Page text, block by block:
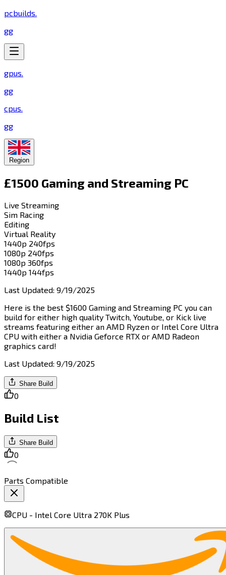
pcbuilds.
gg
gpus.
gg
cpus.
gg
Region
£1500 Gaming and Streaming PC​​​​‌ ‍ ​‍​‍‌‍ ‌ ​‍‌‍‍‌‌‍‌ ‌‍‍‌‌‍ ‍​‍​‍​ ‍‍​‍​‍‌ ​ ‌‍​‌‌‍ ‍‌‍‍‌‌ ‌​‌ ‍‌​‍ ‍‌‍‍‌‌‍ ​‍​‍​‍ ​​‍​‍‌‍‍​‌ ​‍‌‍‌‌‌‍‌‍​‍​‍​ ‍‍​‍​‍​‍ ‌‍​‌‌‍‌​‌‍ ‌‌‍‍‌‌‍ ‍​‍ ‌‍‍‌‌‍ ‍‌ ‌​‌‍‌‌‌‍ ‍‌ ‌​​‍ ‌‍‌‌‌‍‌​‌‍‍‌‌ ‌​​‍ ‌‍ ‌‌‍ ‌‍‌​‌‍‌‌​ ‌‌ ​​‌ ​‍‌‍‌‌‌ ​ ‌‍‌‌‌‍ ‍‌ ‌​‌‍​‌‌ ‌​‌‍‍‌‌‍ ‌‍ ‍​ ‍ ‌‍‍‌‌‍‌​​ ‌​ ​‌​ ‌​​ ‍‌‌‍‌​‌‍‌‍​ ‌‍​ ​‌‌‍‌​​‍ ‌​ ​‌​ ​‌​ ‌ ‌‍​‌​‍ ‌​ ‌​‌‍‌‍​ ‌ ​ ​‍​‍ ‌‌‍​‌​ ​‌‌‍‌‍​ ‌‌​‍ ‌​ ‌​​ ‌‍​ ​‍​ ‌ ​ ‌‍‌‍​‌​ ‌​​ ​‍‌‍‌‍​ ‌‌‌‍‌‍‌‍‌​​ ‍ ‌ ‌​‌ ‍‌‌ ​​‌‍‌‌​ ‌‌‍​‍‌ ‌‌‌‍‍‌‌‍ ​‌‍‌​​ ‍ ‌ ​​‌‍​‌‌ ‌​‌‍‍​​ ‌‌‍‍‌​ ​‌​ ‍​‌‍ ‍‌‌ ‌‍ ‍‌‍​‌‌‍ ‌‌‍‌‌​‍‌‌​ ‌‌‌​​‍‌‌ ‌‍‍ ‌‍‌‌‌ ‍‌​‍‌‌​ ​ ‌​‌​​‍‌‌​ ​ ‌​‌​​‍‌‌​ ​‍​ ​‍‌‍‌‌‌‍ ‍​‍‌‌​ ​‍​ ​‍​‍‌‌​ ‌‌‌​‌​​‍ ‍‌ ‌‍‌‍​‌‌‍ ​‌ ‌‌‌‍‌‌​ ‌‍​‍‌‍​‌‌ ​ ‌‍‌‌‌‌‌‌‌ ​‍‌‍ ​​ ‌​‍‌‌​ ​‍‌​‌‍‌‍​‌‌‍‌​‌‍ ‌‌‍‍‌‌‍ ‍​‍‌‍‌‍‍‌‌‍‌​​ ‌​ ​‌​ ‌​​ ‍‌‌‍‌​‌‍‌‍​ ‌‍​ ​‌‌‍‌​​‍ ‌​ ​‌​ ​‌​ ‌ ‌‍​‌​‍ ‌​ ‌​‌‍‌‍​ ‌ ​ ​‍​‍ ‌‌‍​‌​ ​‌‌‍‌‍​ ‌‌​‍ ‌​ ‌​​ ‌‍​ ​‍​ ‌ ​ ‌‍‌‍​‌​ ‌​​ ​‍‌‍‌‍​ ‌‌‌‍‌‍‌‍‌​​‍‌‍‌ ‌​‌ ‍‌‌ ​​‌‍‌‌​ ‌‌‍​‍‌ ‌‌‌‍‍‌‌‍ ​‌‍‌​​‍‌‍‌ ​​‌‍​‌‌ ‌​‌‍‍​​ ‌‌‍‍‌​ ​‌​ ‍​‌‍ ‍‌‌ ‌‍ ‍‌‍​‌‌‍ ‌‌‍‌‌​‍‌‌​ ‌‌‌​​‍‌‌ ‌‍‍ ‌‍‌‌‌ ‍‌​‍‌‌​ ​ ‌​‌​​‍‌‌​ ​ ‌​‌​​‍‌‌​ ​‍​ ​‍‌‍‌‌‌‍ ‍​‍‌‌​ ​‍​ ​‍​‍‌‌​ ‌‌‌​‌​​‍ ‍‌ ‌‍‌‍​‌‌‍ ​‌ ‌‌‌‍‌‌​‍‌‍‌ ​​‌‍‌‌‌ ​‍‌ ​ ‌ ​​‌‍‌‌‌‍​ ‌ ‌​‌‍‍‌‌ ‌‍‌‍‌‌​ ‌‌ ​​‌ ‌‌‌‍​‍‌‍ ​‌‍‍‌‌ ​ ‌‍‍​‌‍‌‌‌‍‌​​‍​‍‌ ‌
Live Streaming​​​​‌ ‍ ​‍​‍‌‍ ‌ ​‍‌‍‍‌‌‍‌ ‌‍‍‌‌‍ ‍​‍​‍​ ‍‍​‍​‍‌ ​ ‌‍​‌‌‍ ‍‌‍‍‌‌ ‌​‌ ‍‌​‍ ‍‌‍‍‌‌‍ ​‍​‍​‍ ​​‍​‍‌‍‍​‌ ​‍‌‍‌‌‌‍‌‍​‍​‍​ ‍‍​‍​‍​‍ ‌‍​‌‌‍‌​‌‍ ‌‌‍‍‌‌‍ ‍​‍ ‌‍‍‌‌‍ ‍‌ ‌​‌‍‌‌‌‍ ‍‌ ‌​​‍ ‌‍‌‌‌‍‌​‌‍‍‌‌ ‌​​‍ ‌‍ ‌‌‍ ‌‍‌​‌‍‌‌​ ‌‌ ​​‌ ​‍‌‍‌‌‌ ​ ‌‍‌‌‌‍ ‍‌ ‌​‌‍​‌‌ ‌​‌‍‍‌‌‍ ‌‍ ‍​ ‍ ‌‍‍‌‌‍‌​​ ‌​ ​‌‌‍​‍​ ‌‍‌‍​‌‌‍​ ​ ​‌‌‍​‍​ ​‍​‍ ‌‌‍‌​​ ‌ ​ ‍​​ ‌‍​‍ ‌​ ‌​​ ‍​‌‍‌‌​ ‍‌​‍ ‌‌‍​‍​ ​‌‌‍‌‌‌‍‌​​‍ ‌​ ​​‌‍​‍​ ‍‌​ ‌ ‌‍​‍‌‍‌​​ ‌ ​ ‌ ​ ​‌‌‍‌​​ ​​‌‍‌​​ ‍ ‌ ‌​‌ ‍‌‌ ​​‌‍‌‌​ ‌‌ ‌​‌‍​‌‌‍‌ ​ ‍ ‌ ​​‌‍​‌‌ ‌​‌‍‍​​ ‌‌‍ ‍‌‍​‌‌‍ ‌‌‍‌‌​ ‌‍​‍‌‍​‌‌ ​ ‌‍‌‌‌‌‌‌‌ ​‍‌‍ ​​ ‌​‍‌‌​ ​‍‌​‌‍‌‍​‌‌‍‌​‌‍ ‌‌‍‍‌‌‍ ‍​‍‌‍‌‍‍‌‌‍‌​​ ‌​ ​‌‌‍​‍​ ‌‍‌‍​‌‌‍​ ​ ​‌‌‍​‍​ ​‍​‍ ‌‌‍‌​​ ‌ ​ ‍​​ ‌‍​‍ ‌​ ‌​​ ‍​‌‍‌‌​ ‍‌​‍ ‌‌‍​‍​ ​‌‌‍‌‌‌‍‌​​‍ ‌​ ​​‌‍​‍​ ‍‌​ ‌ ‌‍​‍‌‍‌​​ ‌ ​ ‌ ​ ​‌‌‍‌​​ ​​‌‍‌​​‍‌‍‌ ‌​‌ ‍‌‌ ​​‌‍‌‌​ ‌‌ ‌​‌‍​‌‌‍‌ ​‍‌‍‌ ​​‌‍​‌‌ ‌​‌‍‍​​ ‌‌‍ ‍‌‍​‌‌‍ ‌‌‍‌‌​‍‌‍‌ ​​‌‍‌‌‌ ​‍‌ ​ ‌ ​​‌‍‌‌‌‍​ ‌ ‌​‌‍‍‌‌ ‌‍‌‍‌‌​ ‌‌ ​​‌ ‌‌‌‍​‍‌‍ ​‌‍‍‌‌ ​ ‌‍‍​‌‍‌‌‌‍‌​​‍​‍‌ ‌
Sim Racing​​​​‌ ‍ ​‍​‍‌‍ ‌ ​‍‌‍‍‌‌‍‌ ‌‍‍‌‌‍ ‍​‍​‍​ ‍‍​‍​‍‌ ​ ‌‍​‌‌‍ ‍‌‍‍‌‌ ‌​‌ ‍‌​‍ ‍‌‍‍‌‌‍ ​‍​‍​‍ ​​‍​‍‌‍‍​‌ ​‍‌‍‌‌‌‍‌‍​‍​‍​ ‍‍​‍​‍​‍ ‌‍​‌‌‍‌​‌‍ ‌‌‍‍‌‌‍ ‍​‍ ‌‍‍‌‌‍ ‍‌ ‌​‌‍‌‌‌‍ ‍‌ ‌​​‍ ‌‍‌‌‌‍‌​‌‍‍‌‌ ‌​​‍ ‌‍ ‌‌‍ ‌‍‌​‌‍‌‌​ ‌‌ ​​‌ ​‍‌‍‌‌‌ ​ ‌‍‌‌‌‍ ‍‌ ‌​‌‍​‌‌ ‌​‌‍‍‌‌‍ ‌‍ ‍​ ‍ ‌‍‍‌‌‍‌​​ ‌​ ‌​​ ‌‍‌‍‌‌​ ‌​​ ​‍​ ‌ ​ ‌ ​ ‍‌​‍ ‌‌‍‌​‌‍‌‌​ ‍‌​ ‍​​‍ ‌​ ‌​‌‍‌​‌‍‌‍​ ‌‍​‍ ‌​ ‍‌‌‍​ ​ ‌​​ ​​​‍ ‌​ ‌‌‌‍‌​​ ​​​ ‌​​ ​‌​ ​‍‌‍​‌‌‍‌‍‌‍‌​​ ‌ ‌‍‌​‌‍‌‍​ ‍ ‌ ‌​‌ ‍‌‌ ​​‌‍‌‌​ ‌‌ ‌​‌‍​‌‌‍‌ ​ ‍ ‌ ​​‌‍​‌‌ ‌​‌‍‍​​ ‌‌‍ ‍‌‍​‌‌‍ ‌‌‍‌‌​ ‌‍​‍‌‍​‌‌ ​ ‌‍‌‌‌‌‌‌‌ ​‍‌‍ ​​ ‌​‍‌‌​ ​‍‌​‌‍‌‍​‌‌‍‌​‌‍ ‌‌‍‍‌‌‍ ‍​‍‌‍‌‍‍‌‌‍‌​​ ‌​ ‌​​ ‌‍‌‍‌‌​ ‌​​ ​‍​ ‌ ​ ‌ ​ ‍‌​‍ ‌‌‍‌​‌‍‌‌​ ‍‌​ ‍​​‍ ‌​ ‌​‌‍‌​‌‍‌‍​ ‌‍​‍ ‌​ ‍‌‌‍​ ​ ‌​​ ​​​‍ ‌​ ‌‌‌‍‌​​ ​​​ ‌​​ ​‌​ ​‍‌‍​‌‌‍‌‍‌‍‌​​ ‌ ‌‍‌​‌‍‌‍​‍‌‍‌ ‌​‌ ‍‌‌ ​​‌‍‌‌​ ‌‌ ‌​‌‍​‌‌‍‌ ​‍‌‍‌ ​​‌‍​‌‌ ‌​‌‍‍​​ ‌‌‍ ‍‌‍​‌‌‍ ‌‌‍‌‌​‍‌‍‌ ​​‌‍‌‌‌ ​‍‌ ​ ‌ ​​‌‍‌‌‌‍​ ‌ ‌​‌‍‍‌‌ ‌‍‌‍‌‌​ ‌‌ ​​‌ ‌‌‌‍​‍‌‍ ​‌‍‍‌‌ ​ ‌‍‍​‌‍‌‌‌‍‌​​‍​‍‌ ‌
Editing​​​​‌ ‍ ​‍​‍‌‍ ‌ ​‍‌‍‍‌‌‍‌ ‌‍‍‌‌‍ ‍​‍​‍​ ‍‍​‍​‍‌ ​ ‌‍​‌‌‍ ‍‌‍‍‌‌ ‌​‌ ‍‌​‍ ‍‌‍‍‌‌‍ ​‍​‍​‍ ​​‍​‍‌‍‍​‌ ​‍‌‍‌‌‌‍‌‍​‍​‍​ ‍‍​‍​‍​‍ ‌‍​‌‌‍‌​‌‍ ‌‌‍‍‌‌‍ ‍​‍ ‌‍‍‌‌‍ ‍‌ ‌​‌‍‌‌‌‍ ‍‌ ‌​​‍ ‌‍‌‌‌‍‌​‌‍‍‌‌ ‌​​‍ ‌‍ ‌‌‍ ‌‍‌​‌‍‌‌​ ‌‌ ​​‌ ​‍‌‍‌‌‌ ​ ‌‍‌‌‌‍ ‍‌ ‌​‌‍​‌‌ ‌​‌‍‍‌‌‍ ‌‍ ‍​ ‍ ‌‍‍‌‌‍‌​​ ‌‌‍‌​​ ‌ ‌‍​‍‌‍‌​​ ​‌‌‍​ ​ ‌‍​ ‌​​‍ ‌​ ​‍​ ‌ ​ ‌​​ ‍‌​‍ ‌​ ‌​​ ​‍​ ​ ​ ‍‌​‍ ‌​ ‍​​ ​​​ ‌​‌‍‌‍​‍ ‌​ ‌‍‌‍‌‍‌‍​ ​ ‌‌​ ‌‌‌‍‌​​ ​‌​ ‌ ‌‍​‍‌‍​‍‌‍‌‌​ ​‌​ ‍ ‌ ‌​‌ ‍‌‌ ​​‌‍‌‌​ ‌‌ ‌​‌‍​‌‌‍‌ ​ ‍ ‌ ​​‌‍​‌‌ ‌​‌‍‍​​ ‌‌‍ ‍‌‍​‌‌‍ ‌‌‍‌‌​ ‌‍​‍‌‍​‌‌ ​ ‌‍‌‌‌‌‌‌‌ ​‍‌‍ ​​ ‌​‍‌‌​ ​‍‌​‌‍‌‍​‌‌‍‌​‌‍ ‌‌‍‍‌‌‍ ‍​‍‌‍‌‍‍‌‌‍‌​​ ‌‌‍‌​​ ‌ ‌‍​‍‌‍‌​​ ​‌‌‍​ ​ ‌‍​ ‌​​‍ ‌​ ​‍​ ‌ ​ ‌​​ ‍‌​‍ ‌​ ‌​​ ​‍​ ​ ​ ‍‌​‍ ‌​ ‍​​ ​​​ ‌​‌‍‌‍​‍ ‌​ ‌‍‌‍‌‍‌‍​ ​ ‌‌​ ‌‌‌‍‌​​ ​‌​ ‌ ‌‍​‍‌‍​‍‌‍‌‌​ ​‌​‍‌‍‌ ‌​‌ ‍‌‌ ​​‌‍‌‌​ ‌‌ ‌​‌‍​‌‌‍‌ ​‍‌‍‌ ​​‌‍​‌‌ ‌​‌‍‍​​ ‌‌‍ ‍‌‍​‌‌‍ ‌‌‍‌‌​‍‌‍‌ ​​‌‍‌‌‌ ​‍‌ ​ ‌ ​​‌‍‌‌‌‍​ ‌ ‌​‌‍‍‌‌ ‌‍‌‍‌‌​ ‌‌ ​​‌ ‌‌‌‍​‍‌‍ ​‌‍‍‌‌ ​ ‌‍‍​‌‍‌‌‌‍‌​​‍​‍‌ ‌
Virtual Reality​​​​‌ ‍ ​‍​‍‌‍ ‌ ​‍‌‍‍‌‌‍‌ ‌‍‍‌‌‍ ‍​‍​‍​ ‍‍​‍​‍‌ ​ ‌‍​‌‌‍ ‍‌‍‍‌‌ ‌​‌ ‍‌​‍ ‍‌‍‍‌‌‍ ​‍​‍​‍ ​​‍​‍‌‍‍​‌ ​‍‌‍‌‌‌‍‌‍​‍​‍​ ‍‍​‍​‍​‍ ‌‍​‌‌‍‌​‌‍ ‌‌‍‍‌‌‍ ‍​‍ ‌‍‍‌‌‍ ‍‌ ‌​‌‍‌‌‌‍ ‍‌ ‌​​‍ ‌‍‌‌‌‍‌​‌‍‍‌‌ ‌​​‍ ‌‍ ‌‌‍ ‌‍‌​‌‍‌‌​ ‌‌ ​​‌ ​‍‌‍‌‌‌ ​ ‌‍‌‌‌‍ ‍‌ ‌​‌‍​‌‌ ‌​‌‍‍‌‌‍ ‌‍ ‍​ ‍ ‌‍‍‌‌‍‌​​ ‌​ ​‌​ ​‌‌‍​‌​ ‍‌‌‍‌‌‌‍​‍​ ‌ ​ ​‍​‍ ‌​ ‌​‌‍‌​​ ​‍​ ‌​​‍ ‌​ ‌​​ ​​‌‍‌​​ ​‍​‍ ‌‌‍​‌‌‍​‌‌‍‌​‌‍​‌​‍ ‌‌‍‌‍‌‍‌​‌‍​‍​ ‍‌​ ‌ ​ ‌‍‌‍​‌​ ‌ ‌‍​‍​ ‍​​ ‍‌‌‍‌‍​ ‍ ‌ ‌​‌ ‍‌‌ ​​‌‍‌‌​ ‌‌ ‌​‌‍​‌‌‍‌ ​ ‍ ‌ ​​‌‍​‌‌ ‌​‌‍‍​​ ‌‌‍ ‍‌‍​‌‌‍ ‌‌‍‌‌​ ‌‍​‍‌‍​‌‌ ​ ‌‍‌‌‌‌‌‌‌ ​‍‌‍ ​​ ‌​‍‌‌​ ​‍‌​‌‍‌‍​‌‌‍‌​‌‍ ‌‌‍‍‌‌‍ ‍​‍‌‍‌‍‍‌‌‍‌​​ ‌​ ​‌​ ​‌‌‍​‌​ ‍‌‌‍‌‌‌‍​‍​ ‌ ​ ​‍​‍ ‌​ ‌​‌‍‌​​ ​‍​ ‌​​‍ ‌​ ‌​​ ​​‌‍‌​​ ​‍​‍ ‌‌‍​‌‌‍​‌‌‍‌​‌‍​‌​‍ ‌‌‍‌‍‌‍‌​‌‍​‍​ ‍‌​ ‌ ​ ‌‍‌‍​‌​ ‌ ‌‍​‍​ ‍​​ ‍‌‌‍‌‍​‍‌‍‌ ‌​‌ ‍‌‌ ​​‌‍‌‌​ ‌‌ ‌​‌‍​‌‌‍‌ ​‍‌‍‌ ​​‌‍​‌‌ ‌​‌‍‍​​ ‌‌‍ ‍‌‍​‌‌‍ ‌‌‍‌‌​‍‌‍‌ ​​‌‍‌‌‌ ​‍‌ ​ ‌ ​​‌‍‌‌‌‍​ ‌ ‌​‌‍‍‌‌ ‌‍‌‍‌‌​ ‌‌ ​​‌ ‌‌‌‍​‍‌‍ ​‌‍‍‌‌ ​ ‌‍‍​‌‍‌‌‌‍‌​​‍​‍‌ ‌
1440p 240fps​​​​‌ ‍ ​‍​‍‌‍ ‌ ​‍‌‍‍‌‌‍‌ ‌‍‍‌‌‍ ‍​‍​‍​ ‍‍​‍​‍‌ ​ ‌‍​‌‌‍ ‍‌‍‍‌‌ ‌​‌ ‍‌​‍ ‍‌‍‍‌‌‍ ​‍​‍​‍ ​​‍​‍‌‍‍​‌ ​‍‌‍‌‌‌‍‌‍​‍​‍​ ‍‍​‍​‍​‍ ‌‍​‌‌‍‌​‌‍ ‌‌‍‍‌‌‍ ‍​‍ ‌‍‍‌‌‍ ‍‌ ‌​‌‍‌‌‌‍ ‍‌ ‌​​‍ ‌‍‌‌‌‍‌​‌‍‍‌‌ ‌​​‍ ‌‍ ‌‌‍ ‌‍‌​‌‍‌‌​ ‌‌ ​​‌ ​‍‌‍‌‌‌ ​ ‌‍‌‌‌‍ ‍‌ ‌​‌‍​‌‌ ‌​‌‍‍‌‌‍ ‌‍ ‍​ ‍ ‌‍‍‌‌‍‌​​ ‌‌‍​‍​ ​‌​ ​ ‌‍‌‍​ ​‍‌‍‌‍‌‍​ ​ ‍​​‍ ‌​ ​‌‌‍‌‌‌‍​‌​ ​‌​‍ ‌​ ‌​‌‍​‌‌‍​ ​ ​‍​‍ ‌​ ‍​​ ​​​ ‌‍‌‍​ ​‍ ‌‌‍​‌​ ​​​ ‍​​ ‍​​ ‍​​ ‌‍​ ‌ ​ ‌ ​ ​‍​ ‍​​ ​ ​ ​ ​ ‍ ‌ ‌​‌ ‍‌‌ ​​‌‍‌‌​ ‌‌ ​​‌‍‌‌‌ ​‍‌‍‌‍‌‍ ‌ ​‍‌‍ ‌‌‍​‌‌‍ ‍‌‍​ ‌‍‌‌​ ‍ ‌ ​​‌‍​‌‌ ‌​‌‍‍​​ ‌‌‍ ‍‌‍​‌‌‍ ‌‌‍‌‌​ ‌‍​‍‌‍​‌‌ ​ ‌‍‌‌‌‌‌‌‌ ​‍‌‍ ​​ ‌​‍‌‌​ ​‍‌​‌‍‌‍​‌‌‍‌​‌‍ ‌‌‍‍‌‌‍ ‍​‍‌‍‌‍‍‌‌‍‌​​ ‌‌‍​‍​ ​‌​ ​ ‌‍‌‍​ ​‍‌‍‌‍‌‍​ ​ ‍​​‍ ‌​ ​‌‌‍‌‌‌‍​‌​ ​‌​‍ ‌​ ‌​‌‍​‌‌‍​ ​ ​‍​‍ ‌​ ‍​​ ​​​ ‌‍‌‍​ ​‍ ‌‌‍​‌​ ​​​ ‍​​ ‍​​ ‍​​ ‌‍​ ‌ ​ ‌ ​ ​‍​ ‍​​ ​ ​ ​ ​‍‌‍‌ ‌​‌ ‍‌‌ ​​‌‍‌‌​ ‌‌ ​​‌‍‌‌‌ ​‍‌‍‌‍‌‍ ‌ ​‍‌‍ ‌‌‍​‌‌‍ ‍‌‍​ ‌‍‌‌​‍‌‍‌ ​​‌‍​‌‌ ‌​‌‍‍​​ ‌‌‍ ‍‌‍​‌‌‍ ‌‌‍‌‌​‍‌‍‌ ​​‌‍‌‌‌ ​‍‌ ​ ‌ ​​‌‍‌‌‌‍​ ‌ ‌​‌‍‍‌‌ ‌‍‌‍‌‌​ ‌‌ ​​‌ ‌‌‌‍​‍‌‍ ​‌‍‍‌‌ ​ ‌‍‍​‌‍‌‌‌‍‌​​‍​‍‌ ‌
1080p 240fps​​​​‌ ‍ ​‍​‍‌‍ ‌ ​‍‌‍‍‌‌‍‌ ‌‍‍‌‌‍ ‍​‍​‍​ ‍‍​‍​‍‌ ​ ‌‍​‌‌‍ ‍‌‍‍‌‌ ‌​‌ ‍‌​‍ ‍‌‍‍‌‌‍ ​‍​‍​‍ ​​‍​‍‌‍‍​‌ ​‍‌‍‌‌‌‍‌‍​‍​‍​ ‍‍​‍​‍​‍ ‌‍​‌‌‍‌​‌‍ ‌‌‍‍‌‌‍ ‍​‍ ‌‍‍‌‌‍ ‍‌ ‌​‌‍‌‌‌‍ ‍‌ ‌​​‍ ‌‍‌‌‌‍‌​‌‍‍‌‌ ‌​​‍ ‌‍ ‌‌‍ ‌‍‌​‌‍‌‌​ ‌‌ ​​‌ ​‍‌‍‌‌‌ ​ ‌‍‌‌‌‍ ‍‌ ‌​‌‍​‌‌ ‌​‌‍‍‌‌‍ ‌‍ ‍​ ‍ ‌‍‍‌‌‍‌​​ ‌‌‍​‍​ ​​‌‍‌​‌‍​ ‌‍‌‌‌‍​‍​ ​‌​ ​​​‍ ‌‌‍‌​‌‍‌​​ ​‌​ ​​​‍ ‌​ ‌​‌‍​‌​ ‌ ​ ‌‍​‍ ‌‌‍​‍‌‍‌​‌‍​‍‌‍​‌​‍ ‌​ ​‍‌‍‌‍‌‍​ ​ ​‌​ ​‍​ ‍​​ ‌‌​ ‌ ​ ​ ​ ‌ ​ ​ ‌‍‌‌​ ‍ ‌ ‌​‌ ‍‌‌ ​​‌‍‌‌​ ‌‌ ​​‌‍‌‌‌ ​‍‌‍‌‍‌‍ ‌ ​‍‌‍ ‌‌‍​‌‌‍ ‍‌‍​ ‌‍‌‌​ ‍ ‌ ​​‌‍​‌‌ ‌​‌‍‍​​ ‌‌‍ ‍‌‍​‌‌‍ ‌‌‍‌‌​ ‌‍​‍‌‍​‌‌ ​ ‌‍‌‌‌‌‌‌‌ ​‍‌‍ ​​ ‌​‍‌‌​ ​‍‌​‌‍‌‍​‌‌‍‌​‌‍ ‌‌‍‍‌‌‍ ‍​‍‌‍‌‍‍‌‌‍‌​​ ‌‌‍​‍​ ​​‌‍‌​‌‍​ ‌‍‌‌‌‍​‍​ ​‌​ ​​​‍ ‌‌‍‌​‌‍‌​​ ​‌​ ​​​‍ ‌​ ‌​‌‍​‌​ ‌ ​ ‌‍​‍ ‌‌‍​‍‌‍‌​‌‍​‍‌‍​‌​‍ ‌​ ​‍‌‍‌‍‌‍​ ​ ​‌​ ​‍​ ‍​​ ‌‌​ ‌ ​ ​ ​ ‌ ​ ​ ‌‍‌‌​‍‌‍‌ ‌​‌ ‍‌‌ ​​‌‍‌‌​ ‌‌ ​​‌‍‌‌‌ ​‍‌‍‌‍‌‍ ‌ ​‍‌‍ ‌‌‍​‌‌‍ ‍‌‍​ ‌‍‌‌​‍‌‍‌ ​​‌‍​‌‌ ‌​‌‍‍​​ ‌‌‍ ‍‌‍​‌‌‍ ‌‌‍‌‌​‍‌‍‌ ​​‌‍‌‌‌ ​‍‌ ​ ‌ ​​‌‍‌‌‌‍​ ‌ ‌​‌‍‍‌‌ ‌‍‌‍‌‌​ ‌‌ ​​‌ ‌‌‌‍​‍‌‍ ​‌‍‍‌‌ ​ ‌‍‍​‌‍‌‌‌‍‌​​‍​‍‌ ‌
1080p 360fps​​​​‌ ‍ ​‍​‍‌‍ ‌ ​‍‌‍‍‌‌‍‌ ‌‍‍‌‌‍ ‍​‍​‍​ ‍‍​‍​‍‌ ​ ‌‍​‌‌‍ ‍‌‍‍‌‌ ‌​‌ ‍‌​‍ ‍‌‍‍‌‌‍ ​‍​‍​‍ ​​‍​‍‌‍‍​‌ ​‍‌‍‌‌‌‍‌‍​‍​‍​ ‍‍​‍​‍​‍ ‌‍​‌‌‍‌​‌‍ ‌‌‍‍‌‌‍ ‍​‍ ‌‍‍‌‌‍ ‍‌ ‌​‌‍‌‌‌‍ ‍‌ ‌​​‍ ‌‍‌‌‌‍‌​‌‍‍‌‌ ‌​​‍ ‌‍ ‌‌‍ ‌‍‌​‌‍‌‌​ ‌‌ ​​‌ ​‍‌‍‌‌‌ ​ ‌‍‌‌‌‍ ‍‌ ‌​‌‍​‌‌ ‌​‌‍‍‌‌‍ ‌‍ ‍​ ‍ ‌‍‍‌‌‍‌​​ ‌‌‍‌​‌‍​ ‌‍‌‍​ ‍‌​ ​​‌‍​‍‌‍‌‌‌‍‌​​‍ ‌‌‍‌​​ ‌ ​ ​‍‌‍‌‌​‍ ‌​ ‌​​ ​ ‌‍‌‌‌‍​‍​‍ ‌​ ‍‌‌‍‌‌​ ​​‌‍​ ​‍ ‌​ ‌ ​ ​‍​ ​​​ ‌‍‌‍​ ‌‍‌​​ ‌‍​ ​‍​ ​‌‌‍​‍​ ‌ ‌‍​‍​ ‍ ‌ ‌​‌ ‍‌‌ ​​‌‍‌‌​ ‌‌ ​​‌‍‌‌‌ ​‍‌‍‌‍‌‍ ‌ ​‍‌‍ ‌‌‍​‌‌‍ ‍‌‍​ ‌‍‌‌​ ‍ ‌ ​​‌‍​‌‌ ‌​‌‍‍​​ ‌‌‍ ‍‌‍​‌‌‍ ‌‌‍‌‌​ ‌‍​‍‌‍​‌‌ ​ ‌‍‌‌‌‌‌‌‌ ​‍‌‍ ​​ ‌​‍‌‌​ ​‍‌​‌‍‌‍​‌‌‍‌​‌‍ ‌‌‍‍‌‌‍ ‍​‍‌‍‌‍‍‌‌‍‌​​ ‌‌‍‌​‌‍​ ‌‍‌‍​ ‍‌​ ​​‌‍​‍‌‍‌‌‌‍‌​​‍ ‌‌‍‌​​ ‌ ​ ​‍‌‍‌‌​‍ ‌​ ‌​​ ​ ‌‍‌‌‌‍​‍​‍ ‌​ ‍‌‌‍‌‌​ ​​‌‍​ ​‍ ‌​ ‌ ​ ​‍​ ​​​ ‌‍‌‍​ ‌‍‌​​ ‌‍​ ​‍​ ​‌‌‍​‍​ ‌ ‌‍​‍​‍‌‍‌ ‌​‌ ‍‌‌ ​​‌‍‌‌​ ‌‌ ​​‌‍‌‌‌ ​‍‌‍‌‍‌‍ ‌ ​‍‌‍ ‌‌‍​‌‌‍ ‍‌‍​ ‌‍‌‌​‍‌‍‌ ​​‌‍​‌‌ ‌​‌‍‍​​ ‌‌‍ ‍‌‍​‌‌‍ ‌‌‍‌‌​‍‌‍‌ ​​‌‍‌‌‌ ​‍‌ ​ ‌ ​​‌‍‌‌‌‍​ ‌ ‌​‌‍‍‌‌ ‌‍‌‍‌‌​ ‌‌ ​​‌ ‌‌‌‍​‍‌‍ ​‌‍‍‌‌ ​ ‌‍‍​‌‍‌‌‌‍‌​​‍​‍‌ ‌
1440p 144fps​​​​‌ ‍ ​‍​‍‌‍ ‌ ​‍‌‍‍‌‌‍‌ ‌‍‍‌‌‍ ‍​‍​‍​ ‍‍​‍​‍‌ ​ ‌‍​‌‌‍ ‍‌‍‍‌‌ ‌​‌ ‍‌​‍ ‍‌‍‍‌‌‍ ​‍​‍​‍ ​​‍​‍‌‍‍​‌ ​‍‌‍‌‌‌‍‌‍​‍​‍​ ‍‍​‍​‍​‍ ‌‍​‌‌‍‌​‌‍ ‌‌‍‍‌‌‍ ‍​‍ ‌‍‍‌‌‍ ‍‌ ‌​‌‍‌‌‌‍ ‍‌ ‌​​‍ ‌‍‌‌‌‍‌​‌‍‍‌‌ ‌​​‍ ‌‍ ‌‌‍ ‌‍‌​‌‍‌‌​ ‌‌ ​​‌ ​‍‌‍‌‌‌ ​ ‌‍‌‌‌‍ ‍‌ ‌​‌‍​‌‌ ‌​‌‍‍‌‌‍ ‌‍ ‍​ ‍ ‌‍‍‌‌‍‌​​ ‌‌‍​ ​ ​‍​ ‍​​ ‍‌​ ‌​‌‍‌‌‌‍​‍​ ‌​​‍ ‌‌‍‌​​ ‍‌​ ​‌​ ​ ​‍ ‌​ ‌​​ ​‌​ ‌‍​ ‌ ​‍ ‌​ ‍​​ ​‍​ ‌​‌‍​‌​‍ ‌​ ‌​​ ​‌‌‍‌​‌‍​‌‌‍‌‌​ ​ ‌‍‌‌‌‍‌​​ ‌ ‌‍‌​‌‍​ ​ ​ ​ ‍ ‌ ‌​‌ ‍‌‌ ​​‌‍‌‌​ ‌‌ ​​‌‍‌‌‌ ​‍‌‍‌‍‌‍ ‌ ​‍‌‍ ‌‌‍​‌‌‍ ‍‌‍​ ‌‍‌‌​ ‍ ‌ ​​‌‍​‌‌ ‌​‌‍‍​​ ‌‌‍ ‍‌‍​‌‌‍ ‌‌‍‌‌​ ‌‍​‍‌‍​‌‌ ​ ‌‍‌‌‌‌‌‌‌ ​‍‌‍ ​​ ‌​‍‌‌​ ​‍‌​‌‍‌‍​‌‌‍‌​‌‍ ‌‌‍‍‌‌‍ ‍​‍‌‍‌‍‍‌‌‍‌​​ ‌‌‍​ ​ ​‍​ ‍​​ ‍‌​ ‌​‌‍‌‌‌‍​‍​ ‌​​‍ ‌‌‍‌​​ ‍‌​ ​‌​ ​ ​‍ ‌​ ‌​​ ​‌​ ‌‍​ ‌ ​‍ ‌​ ‍​​ ​‍​ ‌​‌‍​‌​‍ ‌​ ‌​​ ​‌‌‍‌​‌‍​‌‌‍‌‌​ ​ ‌‍‌‌‌‍‌​​ ‌ ‌‍‌​‌‍​ ​ ​ ​‍‌‍‌ ‌​‌ ‍‌‌ ​​‌‍‌‌​ ‌‌ ​​‌‍‌‌‌ ​‍‌‍‌‍‌‍ ‌ ​‍‌‍ ‌‌‍​‌‌‍ ‍‌‍​ ‌‍‌‌​‍‌‍‌ ​​‌‍​‌‌ ‌​‌‍‍​​ ‌‌‍ ‍‌‍​‌‌‍ ‌‌‍‌‌​‍‌‍‌ ​​‌‍‌‌‌ ​‍‌ ​ ‌ ​​‌‍‌‌‌‍​ ‌ ‌​‌‍‍‌‌ ‌‍‌‍‌‌​ ‌‌ ​​‌ ‌‌‌‍​‍‌‍ ​‌‍‍‌‌ ​ ‌‍‍​‌‍‌‌‌‍‌​​‍​‍‌ ‌
Last Updated: 9/19/2025
Here is the best $1600 Gaming and Streaming PC you can
build for either high quality Twitch, Youtube, or Kick live
streams featuring either an AMD Ryzen or Intel Core Ultra
CPU with either a Nvidia Geforce RTX or AMD Radeon
graphics card!​​​​‌ ‍ ​‍​‍‌‍ ‌ ​‍‌‍‍‌‌‍‌ ‌‍‍‌‌‍ ‍​‍​‍​ ‍‍​‍​‍‌ ​ ‌‍​‌‌‍ ‍‌‍‍‌‌ ‌​‌ ‍‌​‍ ‍‌‍‍‌‌‍ ​‍​‍​‍ ​​‍​‍‌‍‍​‌ ​‍‌‍‌‌‌‍‌‍​‍​‍​ ‍‍​‍​‍​‍ ‌‍​‌‌‍‌​‌‍ ‌‌‍‍‌‌‍ ‍​‍ ‌‍‍‌‌‍ ‍‌ ‌​‌‍‌‌‌‍ ‍‌ ‌​​‍ ‌‍‌‌‌‍‌​‌‍‍‌‌ ‌​​‍ ‌‍ ‌‌‍ ‌‍‌​‌‍‌‌​ ‌‌ ​​‌ ​‍‌‍‌‌‌ ​ ‌‍‌‌‌‍ ‍‌ ‌​‌‍​‌‌ ‌​‌‍‍‌‌‍ ‌‍ ‍​ ‍ ‌‍‍‌‌‍‌​​ ‌​ ​‌​ ‌​​ ‍‌‌‍‌​‌‍‌‍​ ‌‍​ ​‌‌‍‌​​‍ ‌​ ​‌​ ​‌​ ‌ ‌‍​‌​‍ ‌​ ‌​‌‍‌‍​ ‌ ​ ​‍​‍ ‌‌‍​‌​ ​‌‌‍‌‍​ ‌‌​‍ ‌​ ‌​​ ‌‍​ ​‍​ ‌ ​ ‌‍‌‍​‌​ ‌​​ ​‍‌‍‌‍​ ‌‌‌‍‌‍‌‍‌​​ ‍ ‌ ‌​‌ ‍‌‌ ​​‌‍‌‌​ ‌‌‍​‍‌ ‌‌‌‍‍‌‌‍ ​‌‍‌​​ ‍ ‌ ​​‌‍​‌‌ ‌​‌‍‍​​ ‌‌‍‍‌​ ​‌​ ‍​‌‍ ‍‌‌ ‌ ​ ‌‍‍​‌‍ ‌ ​‍‌ ‌​‌‌ ‌‍‌​‌‍‌‌‌ ​ ‌‍​ ​‍‌‌​ ‌‌‌​​‍‌‌ ‌‍‍ ‌‍‌‌‌ ‍‌​‍‌‌​ ​ ‌​‌​​‍‌‌​ ​ ‌​‌​​‍‌‌​ ​‍​ ​‍‌‍‌‌‌‍ ‍​‍‌‌​ ​‍​ ​‍​‍‌‌​ ‌‌‌​‌​​‍ ‍‌ ‌‍‌‍​‌‌‍ ​‌ ‌‌‌‍‌‌​‍‌‌​ ‌‌‌​​‍‌‌ ‌‍‍ ‌‍‌‌‌ ‍‌​‍‌‌​ ​ ‌​‌​​‍‌‌​ ​ ‌​‌​​‍‌‌​ ​‍​ ​‍​ ​​‌‍‌​​ ‌‌​ ​​​ ‌‌​ ‌‌​ ‍‌​ ​​​ ​‍‌‍‌​‌‍​ ‌‍​ ​‍‌‌​ ​‍​ ​‍​‍‌‌​ ‌‌‌​‌​​‍ ‍‌‍​ ‌‍‍​‌‍‍‌‌‍ ​‌‍‌​‌ ​‍‌‍‌‌‌‍ ‍​‍‌‌​ ‌‌‌​​‍‌‌ ‌‍‍ ‌‍‌‌‌ ‍‌​‍‌‌​ ​ ‌​‌​​‍‌‌​ ​ ‌​‌​​‍‌‌​ ​‍​ ​‍​ ​‍‌‍‌‍​ ​​​ ‍​​ ‌‌‌‍‌‍‌‍​‌‌‍‌‌‌‍‌​​ ‍‌​ ‍‌​ ​ ​‍‌‌​ ​‍​ ​‍​‍‌‌​ ‌‌‌​‌​​‍ ‍‌ ‌​‌‍‌‌‌ ‍​‌ ‌​​ ‌‍​‍‌‍​‌‌ ​ ‌‍‌‌‌‌‌‌‌ ​‍‌‍ ​​ ‌​‍‌‌​ ​‍‌​‌‍‌‍​‌‌‍‌​‌‍ ‌‌‍‍‌‌‍ ‍​‍‌‍‌‍‍‌‌‍‌​​ ‌​ ​‌​ ‌​​ ‍‌‌‍‌​‌‍‌‍​ ‌‍​ ​‌‌‍‌​​‍ ‌​ ​‌​ ​‌​ ‌ ‌‍​‌​‍ ‌​ ‌​‌‍‌‍​ ‌ ​ ​‍​‍ ‌‌‍​‌​ ​‌‌‍‌‍​ ‌‌​‍ ‌​ ‌​​ ‌‍​ ​‍​ ‌ ​ ‌‍‌‍​‌​ ‌​​ ​‍‌‍‌‍​ ‌‌‌‍‌‍‌‍‌​​‍‌‍‌ ‌​‌ ‍‌‌ ​​‌‍‌‌​ ‌‌‍​‍‌ ‌‌‌‍‍‌‌‍ ​‌‍‌​​‍‌‍‌ ​​‌‍​‌‌ ‌​‌‍‍​​ ‌‌‍‍‌​ ​‌​ ‍​‌‍ ‍‌‌ ‌ ​ ‌‍‍​‌‍ ‌ ​‍‌ ‌​‌‌ ‌‍‌​‌‍‌‌‌ ​ ‌‍​ ​‍‌‌​ ‌‌‌​​‍‌‌ ‌‍‍ ‌‍‌‌‌ ‍‌​‍‌‌​ ​ ‌​‌​​‍‌‌​ ​ ‌​‌​​‍‌‌​ ​‍​ ​‍‌‍‌‌‌‍ ‍​‍‌‌​ ​‍​ ​‍​‍‌‌​ ‌‌‌​‌​​‍ ‍‌ ‌‍‌‍​‌‌‍ ​‌ ‌‌‌‍‌‌​‍‌‌​ ‌‌‌​​‍‌‌ ‌‍‍ ‌‍‌‌‌ ‍‌​‍‌‌​ ​ ‌​‌​​‍‌‌​ ​ ‌​‌​​‍‌‌​ ​‍​ ​‍​ ​​‌‍‌​​ ‌‌​ ​​​ ‌‌​ ‌‌​ ‍‌​ ​​​ ​‍‌‍‌​‌‍​ ‌‍​ ​‍‌‌​ ​‍​ ​‍​‍‌‌​ ‌‌‌​‌​​‍ ‍‌‍​ ‌‍‍​‌‍‍‌‌‍ ​‌‍‌​‌ ​‍‌‍‌‌‌‍ ‍​‍‌‌​ ‌‌‌​​‍‌‌ ‌‍‍ ‌‍‌‌‌ ‍‌​‍‌‌​ ​ ‌​‌​​‍‌‌​ ​ ‌​‌​​‍‌‌​ ​‍​ ​‍​ ​‍‌‍‌‍​ ​​​ ‍​​ ‌‌‌‍‌‍‌‍​‌‌‍‌‌‌‍‌​​ ‍‌​ ‍‌​ ​ ​‍‌‌​ ​‍​ ​‍​‍‌‌​ ‌‌‌​‌​​‍ ‍‌ ‌​‌‍‌‌‌ ‍​‌ ‌​​‍‌‍‌ ​​‌‍‌‌‌ ​‍‌ ​ ‌ ​​‌‍‌‌‌‍​ ‌ ‌​‌‍‍‌‌ ‌‍‌‍‌‌​ ‌‌ ​​‌ ‌‌‌‍​‍‌‍ ​‌‍‍‌‌ ​ ‌‍‍​‌‍‌‌‌‍‌​​‍​‍‌ ‌
Last Updated: 9/19/2025
Share Build
0
Build List
Share Build
0
Parts Compatible
CPU - Intel Core Ultra 270K Plus​​​​‌ ‍ ​‍​‍‌‍ ‌ ​‍‌‍‍‌‌‍‌ ‌‍‍‌‌‍ ‍​‍​‍​ ‍‍​‍​‍‌ ​ ‌‍​‌‌‍ ‍‌‍‍‌‌ ‌​‌ ‍‌​‍ ‍‌‍‍‌‌‍ ​‍​‍​‍ ​​‍​‍‌‍‍​‌ ​‍‌‍‌‌‌‍‌‍​‍​‍​ ‍‍​‍​‍​‍ ‌‍​‌‌‍‌​‌‍ ‌‌‍‍‌‌‍ ‍​‍ ‌‍‍‌‌‍ ‍‌ ‌​‌‍‌‌‌‍ ‍‌ ‌​​‍ ‌‍‌‌‌‍‌​‌‍‍‌‌ ‌​​‍ ‌‍ ‌‌‍ ‌‍‌​‌‍‌‌​ ‌‌ ​​‌ ​‍‌‍‌‌‌ ​ ‌‍‌‌‌‍ ‍‌ ‌​‌‍​‌‌ ‌​‌‍‍‌‌‍ ‌‍ ‍​ ‍ ‌‍‍‌‌‍‌​​ ‌​ ‌ ​ ​ ‌‍​‌‌‍‌‌​ ​‍‌‍‌​​ ​‍​ ‌​​‍ ‌​ ‌‍​ ​‍​ ‍‌​ ​‌​‍ ‌​ ‌​​ ​ ‌‍​‍​ ‌ ​‍ ‌​ ‍‌​ ‍‌​ ‌​​ ​‍​‍ ‌‌‍​‍‌‍​ ‌‍‌‌​ ​​‌‍‌​‌‍​‌‌‍​ ​ ‌‍​ ​‍‌‍‌​​ ​‍​ ‍​​ ‍ ‌ ‌​‌ ‍‌‌ ​​‌‍‌‌​ ‌‌‍​ ‌ ​​‌ ‌‌​ ‍ ‌ ​​‌‍​‌‌ ‌​‌‍‍​​ ‌‌‍ ‍‌‍​‌‌‍ ‌‌‍‌‌​ ‌‍​‍‌‍​‌‌ ​ ‌‍‌‌‌‌‌‌‌ ​‍‌‍ ​​ ‌​‍‌‌​ ​‍‌​‌‍‌‍​‌‌‍‌​‌‍ ‌‌‍‍‌‌‍ ‍​‍‌‍‌‍‍‌‌‍‌​​ ‌​ ‌ ​ ​ ‌‍​‌‌‍‌‌​ ​‍‌‍‌​​ ​‍​ ‌​​‍ ‌​ ‌‍​ ​‍​ ‍‌​ ​‌​‍ ‌​ ‌​​ ​ ‌‍​‍​ ‌ ​‍ ‌​ ‍‌​ ‍‌​ ‌​​ ​‍​‍ ‌‌‍​‍‌‍​ ‌‍‌‌​ ​​‌‍‌​‌‍​‌‌‍​ ​ ‌‍​ ​‍‌‍‌​​ ​‍​ ‍​​‍‌‍‌ ‌​‌ ‍‌‌ ​​‌‍‌‌​ ‌‌‍​ ‌ ​​‌ ‌‌​‍‌‍‌ ​​‌‍​‌‌ ‌​‌‍‍​​ ‌‌‍ ‍‌‍​‌‌‍ ‌‌‍‌‌​‍‌‍‌ ​​‌‍‌‌‌ ​‍‌ ​ ‌ ​​‌‍‌‌‌‍​ ‌ ‌​‌‍‍‌‌ ‌‍‌‍‌‌​ ‌‌ ​​‌ ‌‌‌‍​‍‌‍ ​‌‍‍‌‌ ​ ‌‍‍​‌‍‌‌‌‍‌​​‍​‍‌ ‌